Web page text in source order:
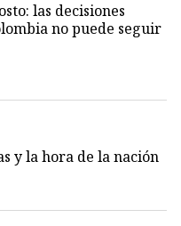
las decisiones
no puede seguir
y la hora de la nación